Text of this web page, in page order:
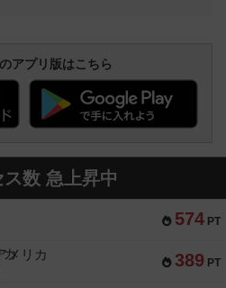
アプリ版はこちら
ス数 急上昇中
574 PT
389 PT
メリカ